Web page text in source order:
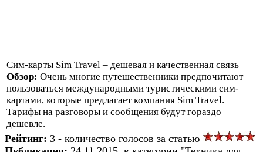
Сим-карты Sim Travel – дешевая и качественная связь
Обзор: Очень многие путешественники предпочитают
пользоваться международными туристическими сим-
картами, которые предлагает компания Sim Travel.
Тарифы на разговоры и сообщения будут гораздо
дешевле.
Рейтинг: 3 - количество голосов за статью